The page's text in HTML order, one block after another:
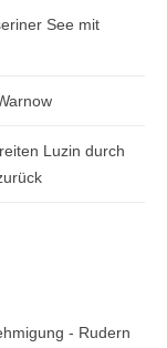
See mit
Luzin durch
- Rudern